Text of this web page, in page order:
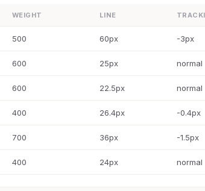
WEIGHT LINE
500 60px -3px
600 25px normal
600 22.5px normal
400 26.4px -0.4px
700 36px -1.5px
400 24px normal